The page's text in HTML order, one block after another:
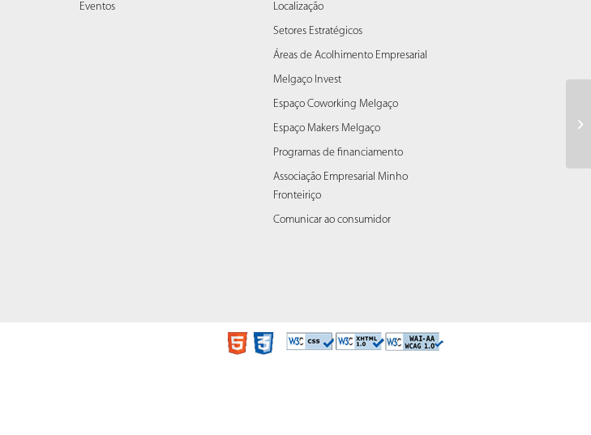
Eventos
Localização
Setores Estratégicos
Áreas de Acolhimento Empresarial
Melgaço Invest
Espaço Coworking Melgaço
Espaço Makers Melgaço
Programas de financiamento
Associação Empresarial Minho
Fronteiriço
Comunicar ao consumidor